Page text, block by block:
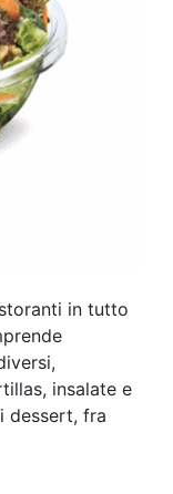
in tutto
insalate e
dessert, fra